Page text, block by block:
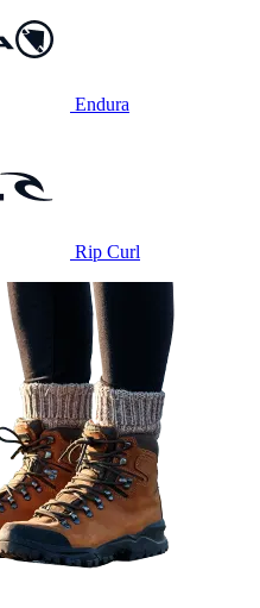
Endura
Rip Curl